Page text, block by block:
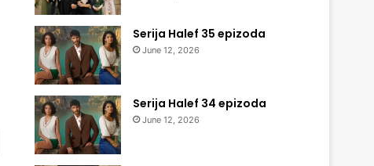
Serija Halef 35 epizoda
June 12, 2026
Serija Halef 34 epizoda
June 12, 2026